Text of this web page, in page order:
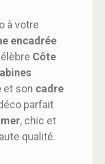
à votre
encadrée
Côte
et son cadre
parfait
, chic et
qualité.